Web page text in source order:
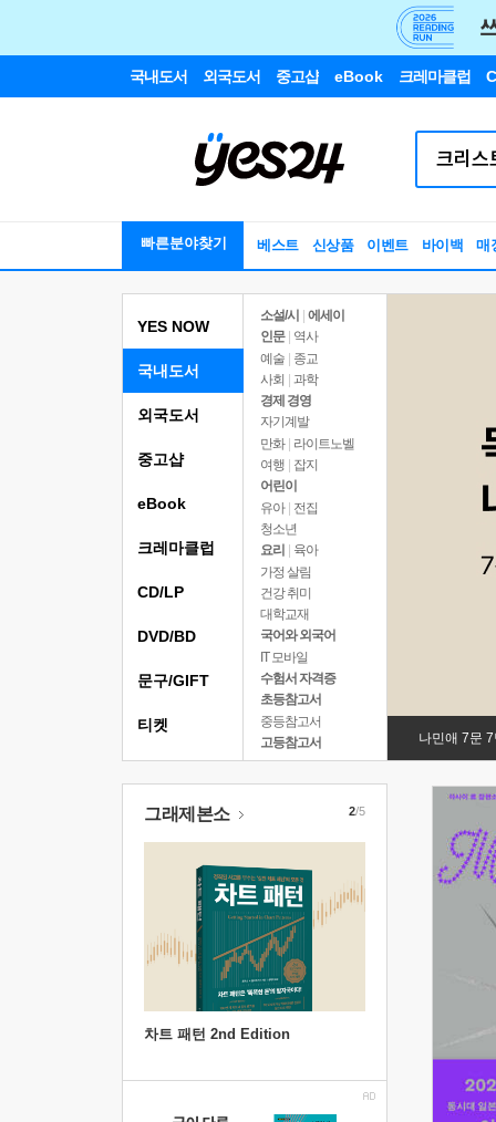
국내도서 외국도서 중고샵 eBook 크레마클럽
빠른분야찾기 베스트 신상품 이벤트 바이백 매
YES NOW
국내도서
소설/시
에세이
인문
역사
예술 | 종교
사회 | 과학
경제 경영
자기계발
만화 | 라이트노벨
여행
잡지
어린이
유아 | 전집
청소년
요리
육아
가정 살림
건강 취미
대학교재
국어와 외국어
IT 모바일
수험서 자격증
초등참고서
중등참고서
고등참고서
나민애 7문
외국도서
중고샵
eBook
크레마클럽
CD/LP
DVD/BD
문구/GIFT
티켓
그래제본소
차트 패턴 2nd Edition
2/5